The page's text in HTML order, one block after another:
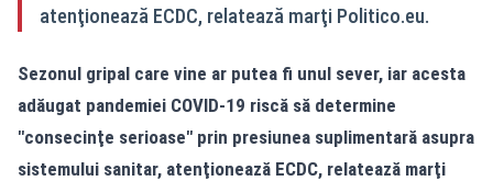
atenţionează ECDC, relatează marţi Politico.eu.
Sezonul gripal care vine ar putea fi unul sever, iar acesta
adăugat pandemiei COVID-19 riscă să determine
″consecinţe serioase″⁣ prin presiunea suplimentară asupra
sistemului sanitar, atenţionează ECDC, relatează marţi